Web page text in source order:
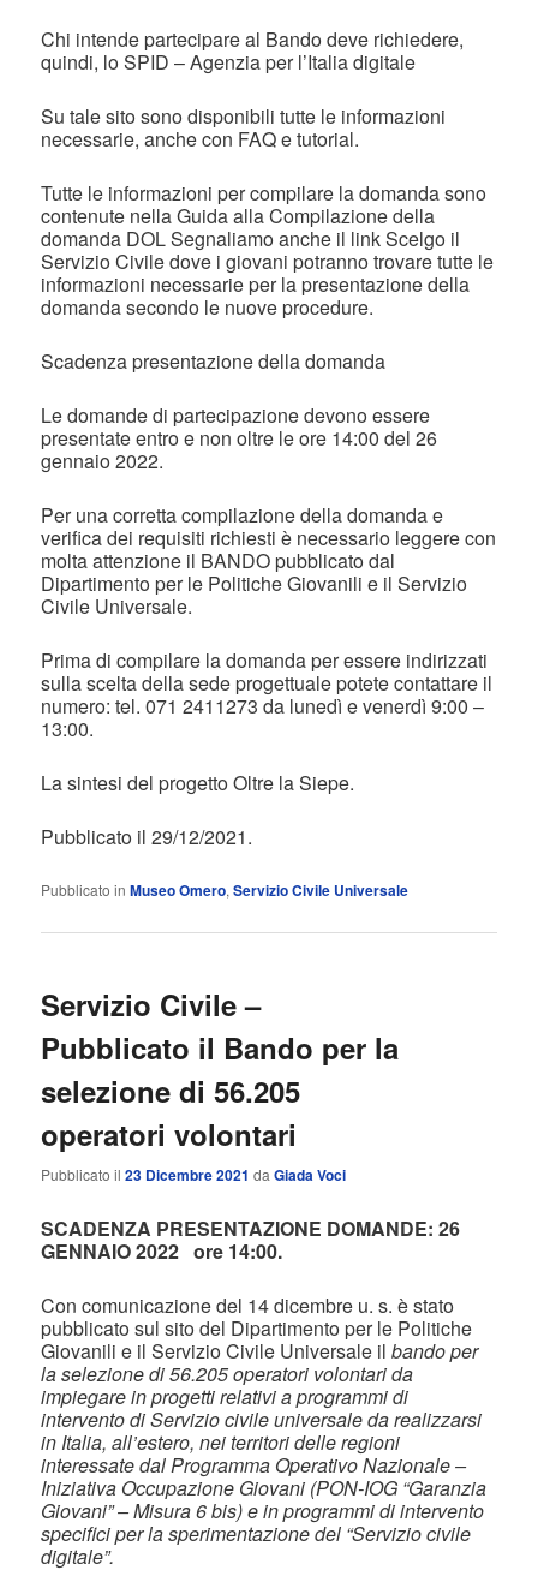
Chi intende partecipare al Bando deve richiedere,
quindi, lo SPID – Agenzia per l’Italia digitale
Su tale sito sono disponibili tutte le informazioni
necessarie, anche con FAQ e tutorial.
Tutte le informazioni per compilare la domanda sono
contenute nella Guida alla Compilazione della
domanda DOL Segnaliamo anche il link Scelgo il
Servizio Civile dove i giovani potranno trovare tutte le
informazioni necessarie per la presentazione della
domanda secondo le nuove procedure.
Scadenza presentazione della domanda
Le domande di partecipazione devono essere
presentate entro e non oltre le ore 14:00 del 26
gennaio 2022.
Per una corretta compilazione della domanda e
verifica dei requisiti richiesti è necessario leggere con
molta attenzione il BANDO pubblicato dal
Dipartimento per le Politiche Giovanili e il Servizio
Civile Universale.
Prima di compilare la domanda per essere indirizzati
sulla scelta della sede progettuale potete contattare il
numero: tel. 071 2411273 da lunedì e venerdì 9:00 –
13:00.
La sintesi del progetto Oltre la Siepe.
Pubblicato il 29/12/2021.
Pubblicato in Museo Omero,Servizio Civile Universale
Servizio Civile –
Pubblicato il Bando per la
selezione di 56.205
operatori volontari
Pubblicato il23 Dicembre 2021 daGiada Voci
SCADENZA PRESENTAZIONE DOMANDE: 26
GENNAIO 2022 ore 14:00.
Con comunicazione del 14 dicembre u. s. è stato
pubblicato sul sito del Dipartimento per le Politiche
Giovanili e il Servizio Civile Universale ilbando per
la selezione di 56.205 operatori volontari da
impiegare in progetti relativi a programmi di
intervento di Servizio civile universale da realizzarsi
in Italia, all’estero, nei territori delle regioni
interessate dal Programma Operativo Nazionale –
Iniziativa Occupazione Giovani (PON-IOG “Garanzia
Giovani” – Misura 6 bis) e in programmi di intervento
specifici per la sperimentazione del “Servizio civile
digitale”.